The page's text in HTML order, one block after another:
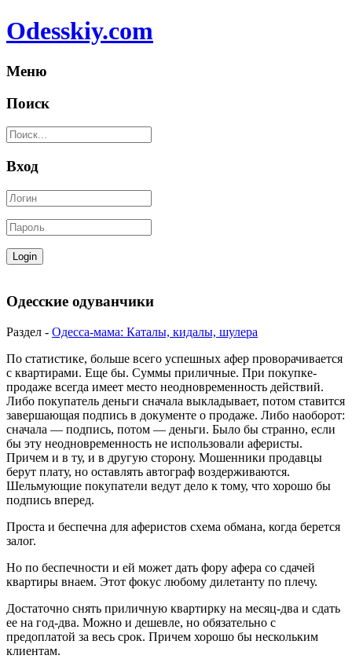
Odesskiy.com
Меню
Поиск
Вход
Одесские одуванчики
Раздел - Одесса-мама: Каталы, кидалы, шулера
По статистике, больше всего успешных афер проворачивается
с квартирами. Еще бы. Суммы приличные. При покупке-
продаже всегда имеет место неодновременность действий.
Либо покупатель деньги сначала выкладывает, потом ставится
завершающая подпись в документе о продаже. Либо наоборот:
сначала — подпись, потом — деньги. Было бы странно, если
бы эту неодновременность не использовали аферисты.
Причем и в ту, и в другую сторону. Мошенники продавцы
берут плату, но оставлять автограф воздерживаются.
Шельмующие покупатели ведут дело к тому, что хорошо бы
подпись вперед.
Проста и беспечна для аферистов схема обмана, когда берется
залог.
Но по беспечности и ей может дать фору афера со сдачей
квартиры внаем. Этот фокус любому дилетанту по плечу.
Достаточно снять приличную квартирку на месяц-два и сдать
ее на год-два. Можно и дешевле, но обязательно с
предоплатой за весь срок. Причем хорошо бы нескольким
клиентам.